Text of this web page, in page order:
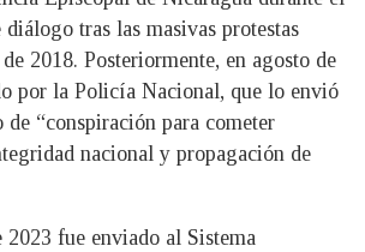
tras las masivas protestas
2018. Posteriormente, en agosto de
por la Policía Nacional, que lo envió
de “conspiración para cometer
nacional y propagación de
fue enviado al Sistema